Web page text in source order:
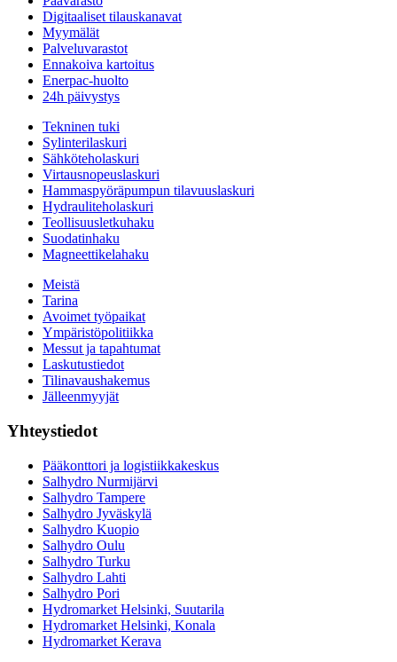
Digitaaliset tilauskanavat
Myymälät
Palveluvarastot
Ennakoiva kartoitus
Enerpac-huolto
24h päivystys
Tekninen tuki
Sylinterilaskuri
Sähköteholaskuri
Virtausnopeuslaskuri
Hammaspyöräpumpun tilavuuslaskuri
Hydrauliteholaskuri
Teollisuusletkuhaku
Suodatinhaku
Magneettikelahaku
Meistä
Tarina
Avoimet työpaikat
Ympäristöpolitiikka
Messut ja tapahtumat
Laskutustiedot
Tilinavaushakemus
Jälleenmyyjät
Yhteystiedot
Pääkonttori ja logistiikkakeskus
Salhydro Nurmijärvi
Salhydro Tampere
Salhydro Jyväskylä
Salhydro Kuopio
Salhydro Oulu
Salhydro Turku
Salhydro Lahti
Salhydro Pori
Hydromarket Helsinki, Suutarila
Hydromarket Helsinki, Konala
Hydromarket Kerava